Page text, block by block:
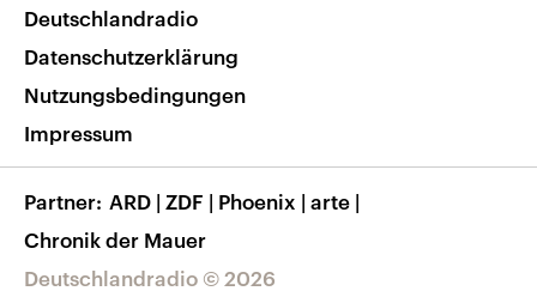
Nachrichten App
Frequenzen
Veranstaltungen
Musikliste
RSS
Barrierefreiheit
Deutschlandradio © 2026
Deutschlandradio
Datenschutzerklärung
Nutzungsbedingungen
Impressum
Partner ARD | ZDF | Phoenix | arte |
Chronik der Mauer